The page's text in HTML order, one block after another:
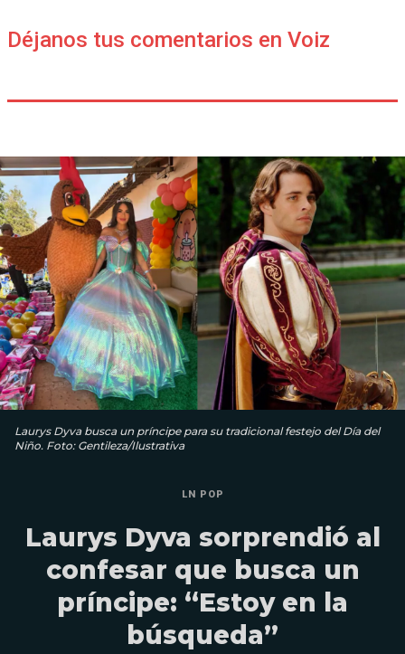
Déjanos tus comentarios en Voiz
Laurys Dyva busca un príncipe para su tradicional festejo del Día del
Niño. Foto: Gentileza/Ilustrativa
LN POP
Laurys Dyva sorprendió al
confesar que busca un
príncipe: “Estoy en la
búsqueda”